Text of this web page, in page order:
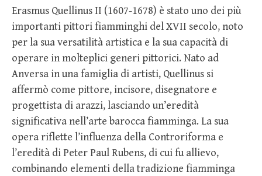
Erasmus Quellinus II (1607-1678) è stato uno dei più
importanti pittori fiamminghi del XVII secolo, noto
per la sua versatilità artistica e la sua capacità di
operare in molteplici generi pittorici. Nato ad
Anversa in una famiglia di artisti, Quellinus si
affermò come pittore, incisore, disegnatore e
progettista di arazzi, lasciando un’eredità
significativa nell’arte barocca fiamminga. La sua
opera riflette l’influenza della Controriforma e
l’eredità di Peter Paul Rubens, di cui fu allievo,
combinando elementi della tradizione fiamminga